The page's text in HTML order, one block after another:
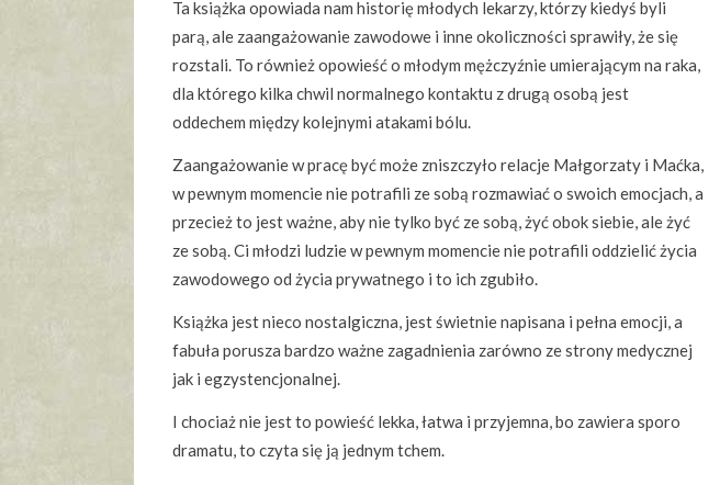
Ta książka opowiada nam historię młodych lekarzy, którzy kiedyś byli
parą, ale zaangażowanie zawodowe i inne okoliczności sprawiły, że się
rozstali. To również opowieść o młodym mężczyźnie umierającym na raka,
dla którego kilka chwil normalnego kontaktu z drugą osobą jest
oddechem między kolejnymi atakami bólu.
Zaangażowanie w pracę być może zniszczyło relacje Małgorzaty i Maćka,
w pewnym momencie nie potrafili ze sobą rozmawiać o swoich emocjach, a
przecież to jest ważne, aby nie tylko być ze sobą, żyć obok siebie, ale żyć
ze sobą. Ci młodzi ludzie w pewnym momencie nie potrafili oddzielić życia
zawodowego od życia prywatnego i to ich zgubiło.
Książka jest nieco nostalgiczna, jest świetnie napisana i pełna emocji, a
fabuła porusza bardzo ważne zagadnienia zarówno ze strony medycznej
jak i egzystencjonalnej.
I chociaż nie jest to powieść lekka, łatwa i przyjemna, bo zawiera sporo
dramatu, to czyta się ją jednym tchem.